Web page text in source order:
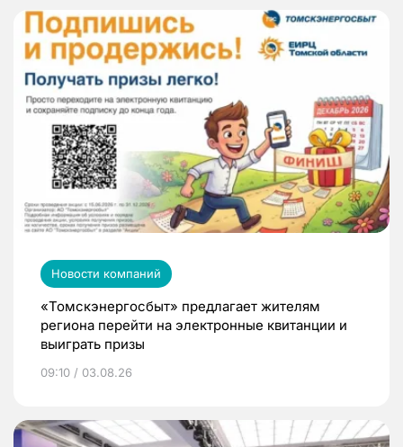
Новости компаний
«Томскэнергосбыт» предлагает жителям
региона перейти на электронные квитанции и
выиграть призы
09:10 / 03.08.26